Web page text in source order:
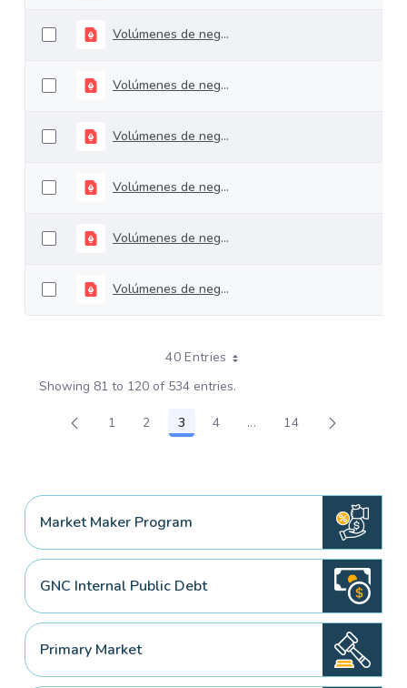
Volúmenes de negociación del 01 al 05 de abril de 2024
Volúmenes de negociación del 08 al 12 de abril de 2024
Volúmenes de negociación del 15 al 19 de abril de 2024
Volúmenes de negociación del 22 al 26 de abril de 2024
Volúmenes de negociación del 06 al 10 de mayo de 2024
Volúmenes de negociación del 14 al 17 de mayo de 2024
40 Entries
Showing 81 to 120 of 534 entries.
Page
1 Page
2 Page
3 Page
4 ...Intermediate Pages Use
Page
14
Market Maker Program
GNC Internal Public Debt
Primary Market